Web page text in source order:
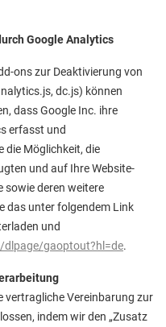
Google Analytics
ons zur Deaktivierung von
dc.js) können
dass Google Inc. ihre
erfasst und
die Möglichkeit, die
und auf Ihre Website-
sowie deren weitere
das unter folgendem Link
und
gaoptout?hl=de.
vertragliche Vereinbarung zur
indem wir den „Zusatz